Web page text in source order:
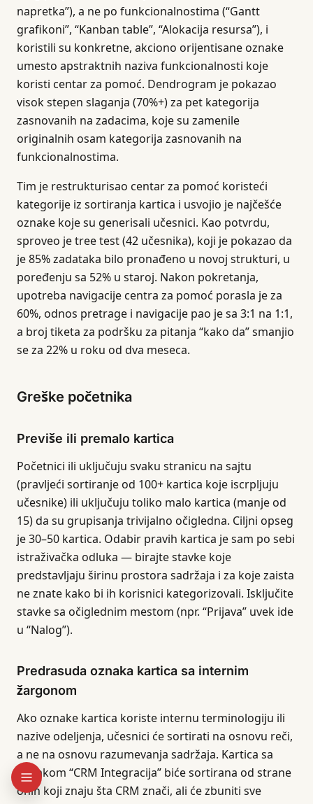
napretka”), a ne po funkcionalnostima (“Gantt
grafikoni”, “Kanban table”, “Alokacija resursa”), i
koristili su konkretne, akciono orijentisane oznake
umesto apstraktnih naziva funkcionalnosti koje
koristi centar za pomoć. Dendrogram je pokazao
visok stepen slaganja (70%+) za pet kategorija
zasnovanih na zadacima, koje su zamenile
originalnih osam kategorija zasnovanih na
funkcionalnostima.
Tim je restrukturisao centar za pomoć koristeći
kategorije iz sortiranja kartica i usvojio je najčešće
oznake koje su generisali učesnici. Kao potvrdu,
sproveo je tree test (42 učesnika), koji je pokazao da
je 85% zadataka bilo pronađeno u novoj strukturi, u
poređenju sa 52% u staroj. Nakon pokretanja,
upotreba navigacije centra za pomoć porasla je za
60%, odnos pretrage i navigacije pao je sa 3:1 na 1:1,
a broj tiketa za podršku za pitanja “kako da” smanjio
se za 22% u roku od dva meseca.
Greške početnika
Previše ili premalo kartica
Početnici ili uključuju svaku stranicu na sajtu
(pravljeći sortiranje od 100+ kartica koje iscrpljuju
učesnike) ili uključuju toliko malo kartica (manje od
15) da su grupisanja trivijalno očigledna. Ciljni opseg
je 30–50 kartica. Odabir pravih kartica je sam po sebi
istraživačka odluka — birajte stavke koje
predstavljaju širinu prostora sadržaja i za koje zaista
ne znate kako bi ih korisnici kategorizovali. Isključite
stavke sa očiglednim mestom (npr. “Prijava” uvek ide
u “Nalog”).
Predrasuda oznaka kartica sa internim
žargonom
Ako oznake kartica koriste internu terminologiju ili
nazive odeljenja, učesnici će sortirati na osnovu reči,
a ne na osnovu razumevanja sadržaja. Kartica sa
oznakom “CRM Integracija” biće sortirana od strane
onih koji znaju šta CRM znači, ali će zbuniti sve